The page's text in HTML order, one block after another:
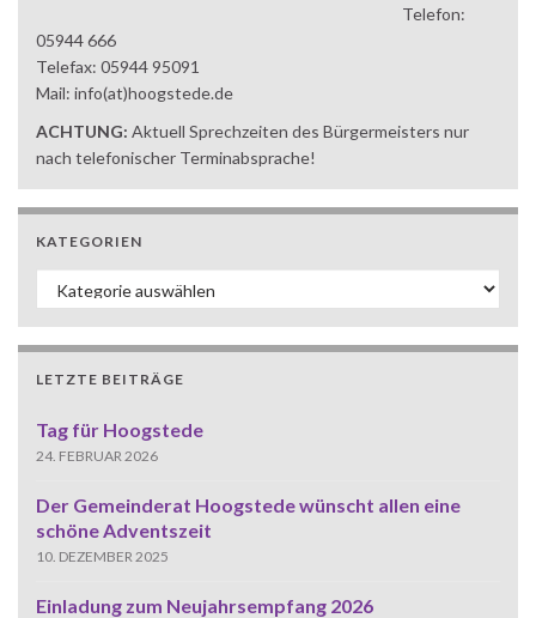
Telefon:
05944 666
Telefax: 05944 95091
Mail: info(at)hoogstede.de
ACHTUNG: Aktuell Sprechzeiten des Bürgermeisters nur
nach telefonischer Terminabsprache!
KATEGORIEN
Kategorien
LETZTE BEITRÄGE
Tag für Hoogstede
24. FEBRUAR 2026
Der Gemeinderat Hoogstede wünscht allen eine
schöne Adventszeit
10. DEZEMBER 2025
Einladung zum Neujahrsempfang 2026